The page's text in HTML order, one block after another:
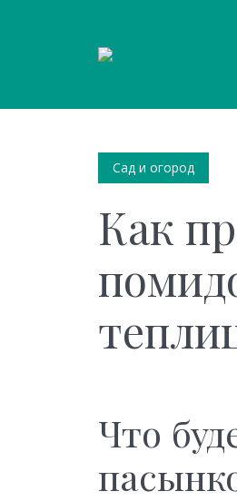
Сад и огород
Как
Что